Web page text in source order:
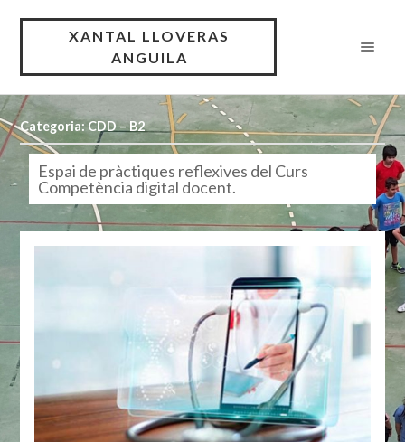
XANTAL LLOVERAS
ANGUILA
Categoria: CDD – B2
Espai de pràctiques reflexives del Curs
Competència digital docent.